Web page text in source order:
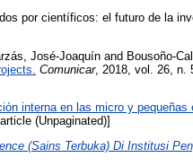
por científicos: el futuro de la
José-Joaquín and Bousoño-
Comunicar, 2018, vol. 26, n.
interna en las micro y
(Unpaginated)]
(Sains Terbuka) Di Institusi